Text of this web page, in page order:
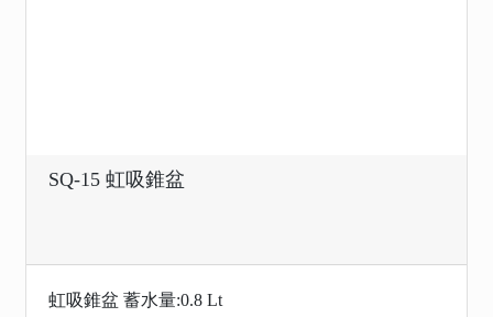
SQ-15​​​​​​​ 虹吸錐盆
​​​​​​​虹吸錐盆 蓄水量:0.8 Lt